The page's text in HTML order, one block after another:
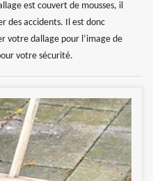
est couvert de mousses, il
des accidents. Il est donc
votre dallage pour l’image de
votre sécurité.